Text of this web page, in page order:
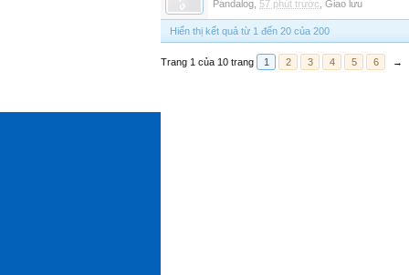
Pandalog 57 phút trước Giao lưu
Hiển thị kết quả từ 1 đến 20 của 200
Trang 1 của 10 trang 1 2 3 4 5 6 →